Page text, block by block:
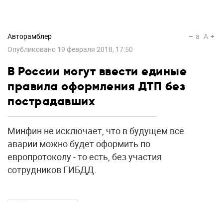
Авторамблер
Опубликовано 19 февраля 2018, 17:50
a A
В России могут ввести единые
правила оформления ДТП без
пострадавших
Минфин не исключает, что в будущем все
аварии можно будет оформить по
европротоколу - то есть, без участия
сотрудников ГИБДД.